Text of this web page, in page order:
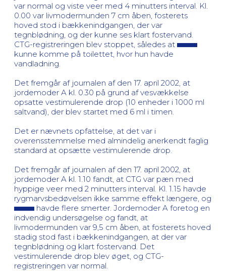
var normal og viste veer med 4 minutters interval. Kl.
0.00 var livmodermunden 7 cm åben, fosterets
hoved stod i bækkenindgangen, der var
tegnblødning, og der kunne ses klart fostervand.
CTG-registreringen blev stoppet, således at
kunne komme på toilettet, hvor hun havde
vandladning.
Det fremgår af journalen af den 17. april 2002, at
jordemoder A kl. 0.30 på grund af vesvækkelse
opsatte vestimulerende drop (10 enheder i 1000 ml
saltvand), der blev startet med 6 ml i timen.
Det er nævnets opfattelse, at det var i
overensstemmelse med almindelig anerkendt faglig
standard at opsætte vestimulerende drop.
Det fremgår af journalen af den 17. april 2002, at
jordemoder A kl. 1.10 fandt, at CTG var pæn med
hyppige veer med 2 minutters interval. Kl. 1.15 havde
rygmarvsbedøvelsen ikke samme effekt længere, og
havde flere smerter. Jordemoder A foretog en
indvendig undersøgelse og fandt, at
livmodermunden var 9,5 cm åben, at fosterets hoved
stadig stod fast i bækkenindgangen, at der var
tegnblødning og klart fostervand. Det
vestimulerende drop blev øget, og CTG-
registreringen var normal.